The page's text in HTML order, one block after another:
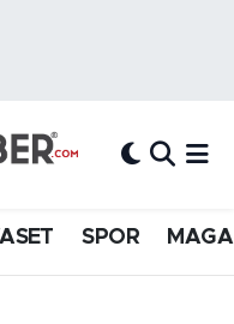
SPOR
ve Fikstür